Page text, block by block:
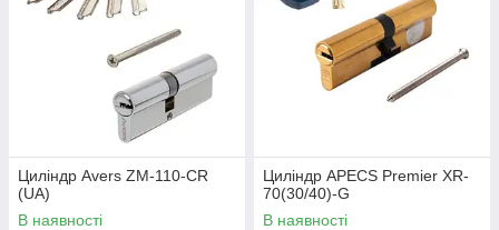
Циліндр Avers ZM-110-CR
(UA)
В наявності
Циліндр APECS Premier XR-
70(30/40)-G
В наявності